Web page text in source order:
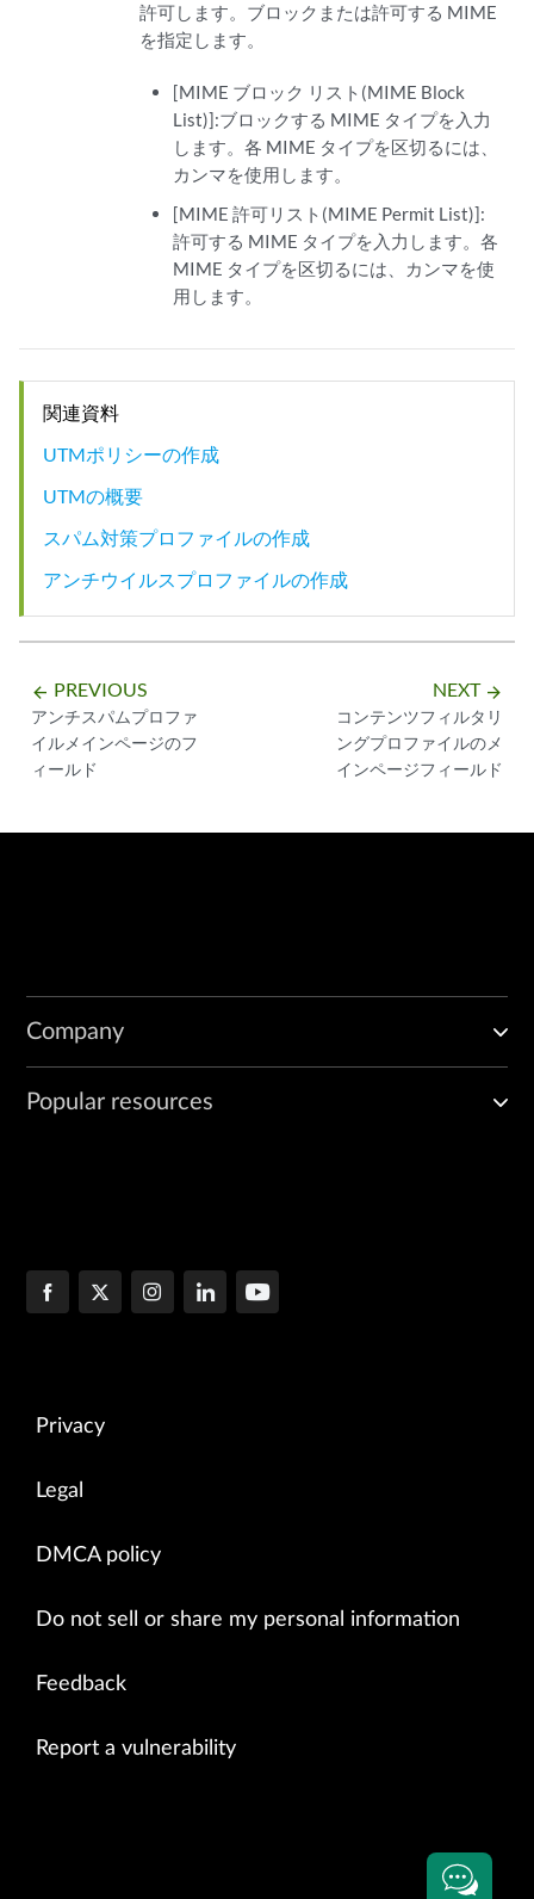
許可します。ブロックまたは許可する MIME
を指定します。
[MIME ブロック リスト(MIME Block
List)]:ブロックする MIME タイプを入力
します。各 MIME タイプを区切るには、
カンマを使用します。
[MIME 許可リスト(MIME Permit List)]:
許可する MIME タイプを入力します。各
MIME タイプを区切るには、カンマを使
用します。
関連資料
UTMポリシーの作成
UTMの概要
スパム対策プロファイルの作成
アンチウイルスプロファイルの作成
arrow_backward PREVIOUS
アンチスパムプロファ
イルメインページのフ
ィールド
NEXT arrow_forward
コンテンツフィルタリ
ングプロファイルのメ
インページフィールド
Company
Popular resources
Privacy
Legal
DMCA policy
Do not sell or share my personal information
Feedback
Report a vulnerability